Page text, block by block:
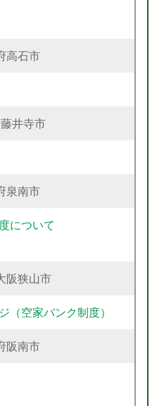
高石市
井寺市
泉南市
について
阪狭山市
（空家バンク制度）
阪南市